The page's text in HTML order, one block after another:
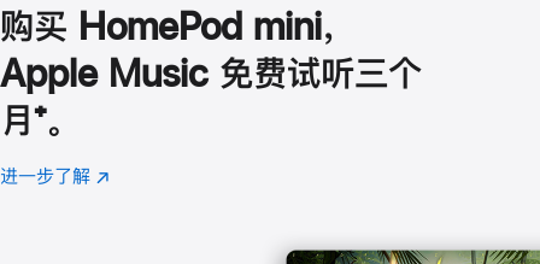
购买 HomePod mini，
Apple Music 免费试听三个
月 脚
注
⁺。
进一步了解 Apple
(在